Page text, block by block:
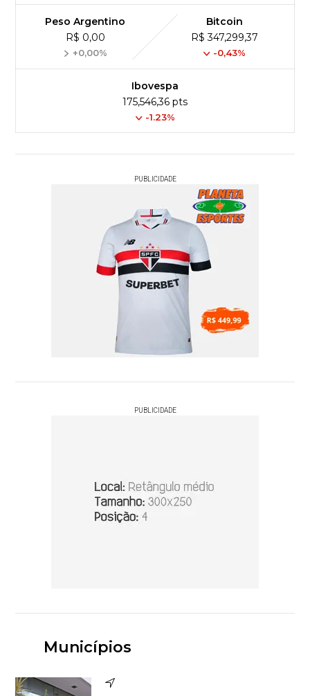
Peso Argentino
R$ 0,00
+0,00%
Bitcoin
R$ 347,299,37
-0,43%
Ibovespa
175,546,36 pts
-1.23%
PUBLICIDADE
PUBLICIDADE
Municípios